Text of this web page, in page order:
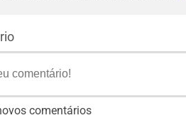
comentários